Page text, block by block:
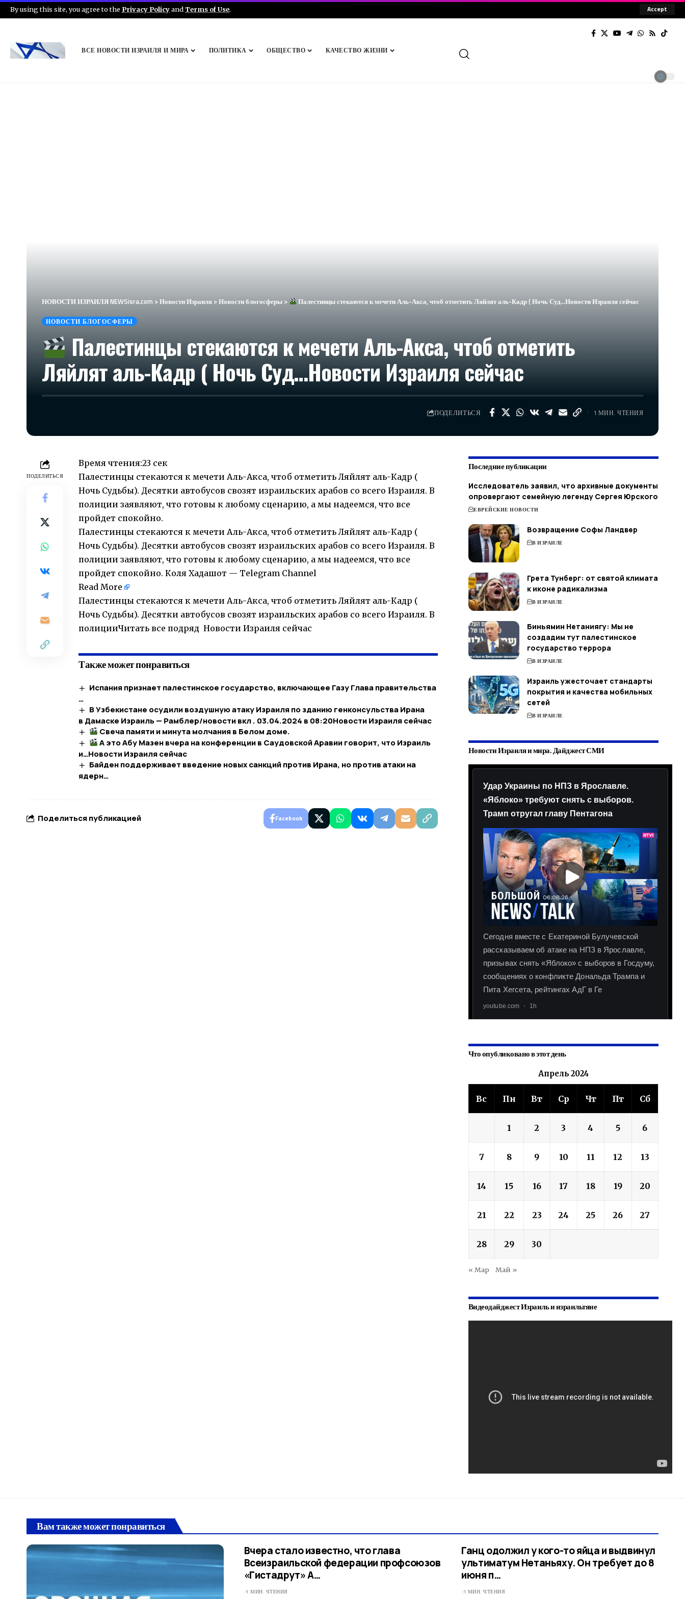
By using this site, you agree to the Privacy Policyand Terms of Use. Accept
ВСЕ НОВОСТИ ИЗРАИЛЯ И МИРА ПОЛИТИКА ОБЩЕСТВО КАЧЕСТВО ЖИЗНИ
НОВОСТИ ИЗРАИЛЯ NEWSisra.com >Новости Израиля >Новости блогосферы > Палестинцы стекаются к мечети Аль-Акса, чтоб отметить Ляйлят аль-Кадр ( Ночь Суд…​Новости Израиля сейчас
НОВОСТИ БЛОГОСФЕРЫ
Палестинцы стекаются к мечети Аль-Акса, чтоб отметить
Ляйлят аль-Кадр ( Ночь Суд…​Новости Израиля сейчас
ПОДЕЛИТЬСЯ 1 МИН. ЧТЕНИЯ
ПОДЕЛИТЬСЯ
Время чтения:23 сек
Палестинцы стекаются к мечети Аль-Акса, чтоб отметить Ляйлят аль-Кадр (
Ночь Судьбы). Десятки автобусов свозят израильских арабов со всего Израиля. В
полиции заявляют, что готовы к любому сценарию, а мы надеемся, что все
пройдет спокойно.
Палестинцы стекаются к мечети Аль-Акса, чтоб отметить Ляйлят аль-Кадр (
Ночь Судьбы). Десятки автобусов свозят израильских арабов со всего Израиля. В
полиции заявляют, что готовы к любому сценарию, а мы надеемся, что все
пройдет спокойно. Коля Хадашот — Telegram Channel
Read More
Палестинцы стекаются к мечети Аль-Акса, чтоб отметить Ляйлят аль-Кадр (
Ночь Судьбы). Десятки автобусов свозят израильских арабов со всего Израиля. В
полицииЧитать все подряд Новости Израиля сейчас
Также может понравиться
Испания признает палестинское государство, включающее Газу Глава правительства
…
В Узбекистане осудили воздушную атаку Израиля по зданию генконсульства Ирана
в Дамаске Израиль — Рамблер/новости вкл . 03.04.2024 в 08:20​Новости Израиля сейчас
Свеча памяти и минута молчания в Белом доме.
А это Абу Мазен вчера на конференции в Саудовской Аравии говорит, что Израиль
и…​Новости Израиля сейчас
Байден поддерживает введение новых санкций против Ирана, но против атаки на
ядерн…
Поделиться публикацией Facebook
Последние публикации
Исследователь заявил, что архивные документы
опровергают семейную легенду Сергея Юрского
ЕВРЕЙСКИЕ НОВОСТИ
Возвращение Софы Ландвер
В ИЗРАИЛЕ
Грета Тунберг: от святой климата
к иконе радикализма
В ИЗРАИЛЕ
Биньямин Нетаниягу: Мы не
создадим тут палестинское
государство террора
В ИЗРАИЛЕ
Израиль ужесточает стандарты
покрытия и качества мобильных
сетей
В ИЗРАИЛЕ
Новости Израиля и мира. Дайджест СМИ
Что опубликовано в этот день
Апрель 2024
Вс Пн Вт Ср Чт Пт Сб
1 2 3 4 5 6
7 8 9 10 11 12 13
14 15 16 17 18 19 20
21 22 23 24 25 26 27
28 29 30
« Мар Май »
Видеодайджест Израиль и израильтяне
Вам также может понравиться
Вчера стало известно, что глава
Всеизраильской федерации профсоюзов
«Гистадрут» А…
1 МИН. ЧТЕНИЯ
Ганц одолжил у кого-то яйца и выдвинул
ультиматум Нетаньяху. Он требует до 8
июня п…
1 МИН. ЧТЕНИЯ